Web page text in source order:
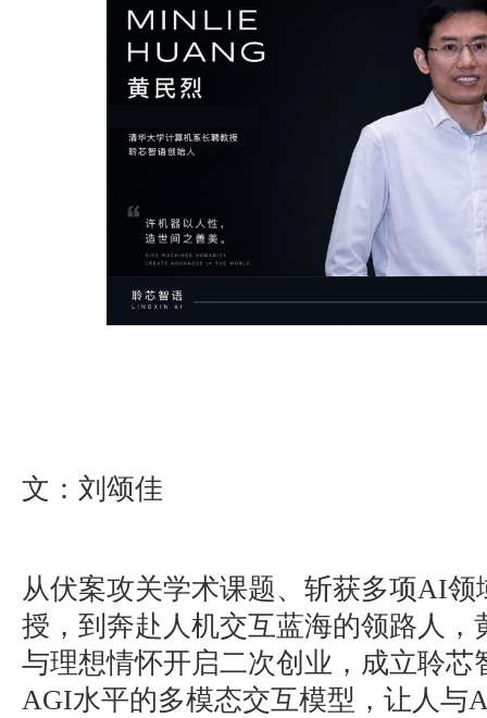
文：刘颂佳
从伏案攻关学术课题、斩获多项AI
授，到奔赴人机交互蓝海的领路人，
与理想情怀开启二次创业，成立聆芯
AGI水平的多模态交互模型，让人与